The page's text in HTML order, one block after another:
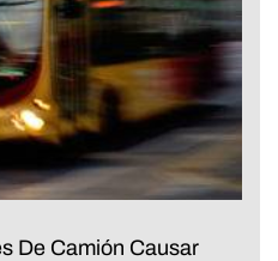
De Camión Causar